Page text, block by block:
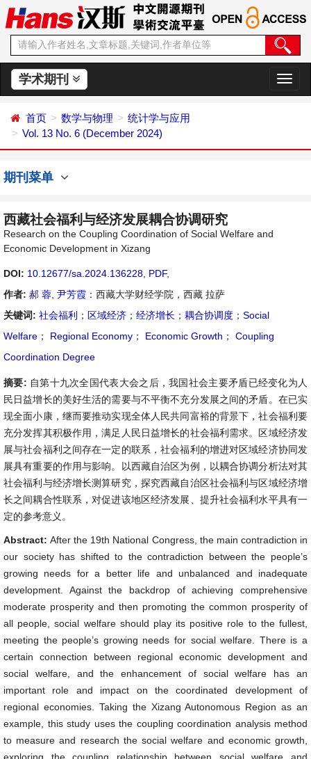
学术期刊
切
换
首页 数学与物理
统计学与应用
Vol. 13 No. 6 (December 2024)
期刊菜单
西藏社会福利与经济发展耦合协调研究
Research on the Coupling Coordination of Social Welfare and
Economic Development in Xizang
DOI: 10.12677/sa.2024.136228 PDF,
作者: 郝 蓉 尹芳霞 ：西藏大学财经学院，西藏 拉萨
关键词: 社会福利 ； 区域经济 ； 经济增长 ； 耦合协调度 ； Social
Welfare ； Regional Economy ； Economic Growth ；
Coupling
Coordination Degree
摘要: 自第十九次全国代表大会之后，我国社会主要矛盾已经变化为人
民日益增长的美好生活的需要与不平衡不充分发展之间的矛盾。在已实
现全面小康，继而要推动实现全体人民共同富裕的背景下，社会福利要
充分发挥其积极作用，满足人民日益增长的社会福利需求。区域经济发
展与社会福利之间存在一定的联系，社会福利的增进对区域经济协同发
展具有重要的作用与影响。以西藏自治区为例，以耦合协调分析法对其
社会福利与经济增长测算研究，探究西藏自治区社会福利与区域经济增
长之间耦合性联系，对促进该地区经济发展、提升社会福利水平具有一
定的参考意义。
Abstract:After the 19th National Congress, the main contradiction in
our society has shifted to the contradiction between the people’s
growing needs for a better life and unbalanced and inadequate
development. Against the backdrop of achieving comprehensive
moderate prosperity and then promoting the common prosperity of
all people, social welfare should play its positive role to the fullest,
meeting the people’s growing needs for social welfare. There is a
certain connection between regional economic development and
social welfare, and the enhancement of social welfare has an
important role and impact on the coordinated development of
regional economies. Taking the Xizang Autonomous Region as an
example, this study uses the coupling coordination analysis method
to measure and research the social welfare and economic growth,